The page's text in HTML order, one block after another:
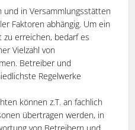
und in Versammlungsstätten
Faktoren abhängig. Um ein
erreichen, bedarf es
Vielzahl von
Betreiber und
Regelwerke
können z.T. an fachlich
übertragen werden, in